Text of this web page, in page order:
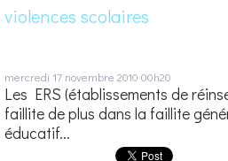
violences scolaires
mercredi 17 novembre 2010 00h20
Les ERS (établissements de
faillite de plus dans la faillite
éducatif...